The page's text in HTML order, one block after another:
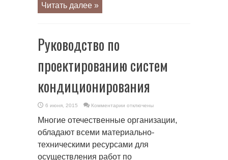
Читать далее »
Руководство по
проектированию систем
кондиционирования
6 июня, 2015 Комментарии
по
систем
отключены
Многие отечественные организации,
обладают всеми материально-
техническими ресурсами для
осуществления работ по